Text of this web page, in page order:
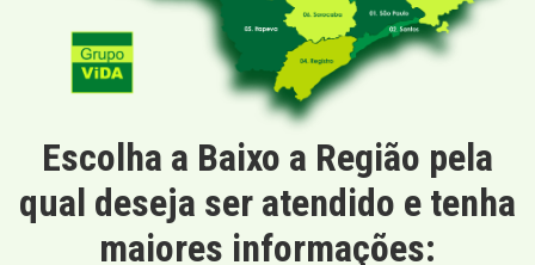
Escolha a Baixo a Região pela
qual deseja ser atendido e tenha
maiores informações: